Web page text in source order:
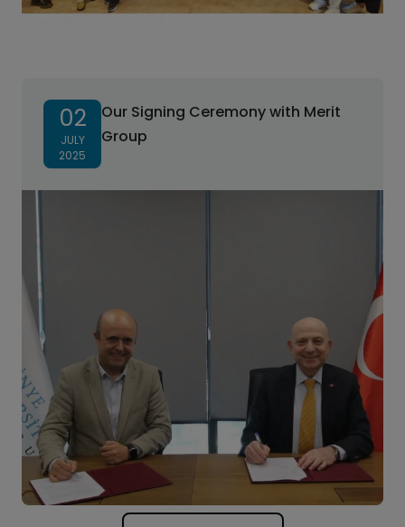
02
JULY
2025
Our Signing Ceremony with Merit
Group